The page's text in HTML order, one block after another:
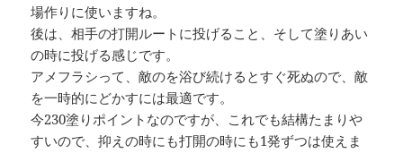
場作りに使いますね。
後は、相手の打開ルートに投げること、そして塗りあい
の時に投げる感じです。
アメフラシって、敵のを浴び続けるとすぐ死ぬので、敵
を一時的にどかすには最適です。
今230塗りポイントなのですが、これでも結構たまりや
すいので、抑えの時にも打開の時にも1発ずつは使えま